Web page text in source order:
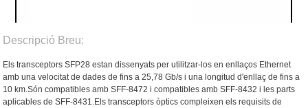
Descripció Breu:
Els transceptors SFP28 estan dissenyats per utilitzar-los en enllaços Ethernet
amb una velocitat de dades de fins a 25,78 Gb/s i una longitud d'enllaç de fins a
10 km.Són compatibles amb SFF-8472 i compatibles amb SFF-8432 i les parts
aplicables de SFF-8431.Els transceptors òptics compleixen els requisits de